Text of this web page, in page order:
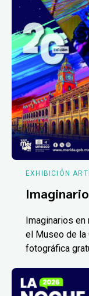
EXHIBICIÓN
Imaginarios
el Museo de la
fotográfica